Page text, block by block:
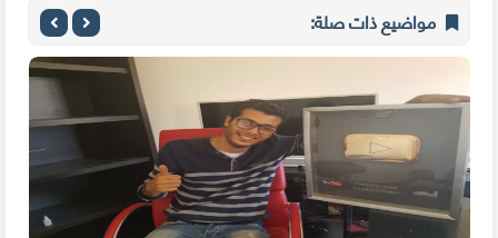
مواضيع ذات صلة: